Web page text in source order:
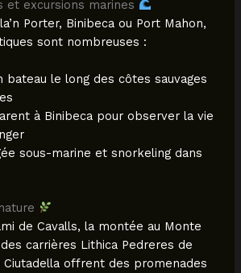
et excursions marines
Porter, Binibeca ou Port Mahon,
sont nombreuses :
bateau le long des côtes sauvages
à Binibeca pour observer la vie
sous-marine et snorkeling dans
de Cavalls, la montée au Monte
carrières Lithica Pedreres de
Ciutadella offrent des promenades